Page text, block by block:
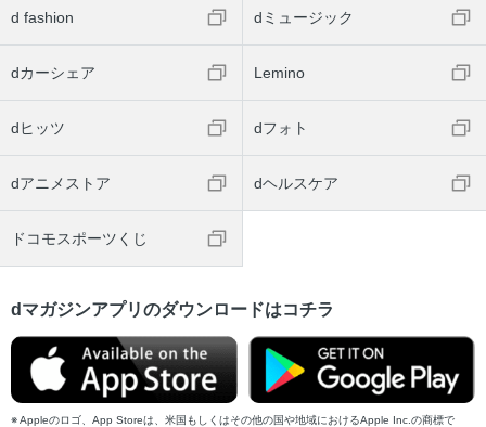
d fashion dミュージック
dカーシェア Lemino
dヒッツ dフォト
dアニメストア dヘルスケア
ドコモスポーツくじ
dマガジンアプリのダウンロードはコチラ
Appleのロゴ、App Storeは、米国もしくはその他の国や地域におけるApple Inc.の商標で